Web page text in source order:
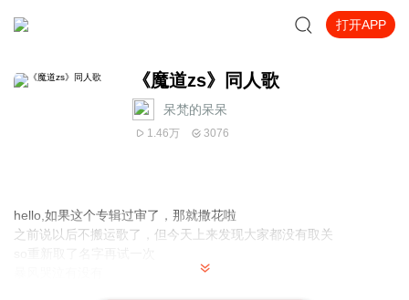
打开APP
《魔道zs》同人歌
呆梵的呆呆
1.46万 3076
hello,如果这个专辑过审了，那就撒花啦
之前说以后不搬运歌了，但今天上来发现大家都没有取关